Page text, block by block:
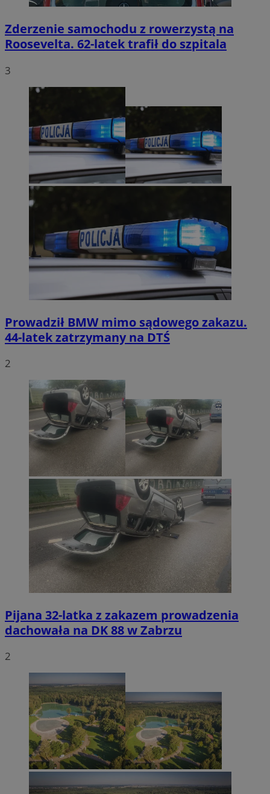
Zderzenie samochodu z rowerzystą na
Roosevelta. 62-latek trafił do szpitala
3
Prowadził BMW mimo sądowego zakazu.
44-latek zatrzymany na DTŚ
2
Pijana 32-latka z zakazem prowadzenia
dachowała na DK 88 w Zabrzu
2